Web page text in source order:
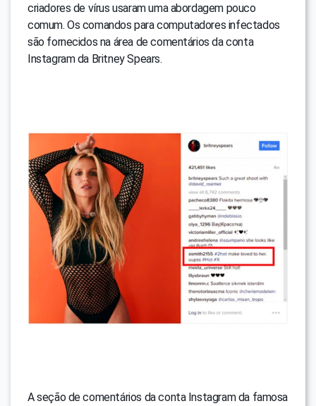
criadores de vírus usaram uma abordagem pouco
comum. Os comandos para computadores infectados
são fornecidos na área de comentários da conta
Instagram da Britney Spears.
A seção de comentários da conta Instagram da famosa